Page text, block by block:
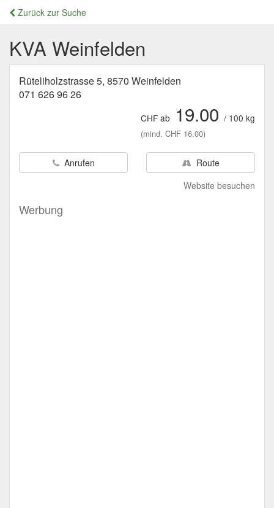
Zurück zur Suche
KVA Weinfelden
Rüteliholzstrasse 5, 8570 Weinfelden
071 626 96 26
CHF ab 19.00 / 100 kg
(mind. CHF 16.00)
Anrufen
Route
Website besuchen
Werbung